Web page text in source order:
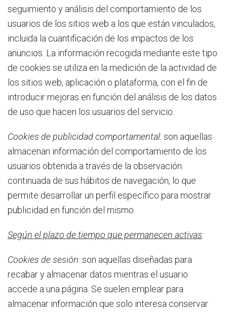
seguimiento y análisis del comportamiento de los
usuarios de los sitios web a los que están vinculados,
incluida la cuantificación de los impactos de los
anuncios. La información recogida mediante este tipo
de cookies se utiliza en la medición de la actividad de
los sitios web, aplicación o plataforma, con el fin de
introducir mejoras en función del análisis de los datos
de uso que hacen los usuarios del servicio.
Cookies de publicidad comportamental: son aquellas
almacenan información del comportamiento de los
usuarios obtenida a través de la observación
continuada de sus hábitos de navegación, lo que
permite desarrollar un perfil específico para mostrar
publicidad en función del mismo.
Según el plazo de tiempo que permanecen activas:
Cookies de sesión: son aquellas diseñadas para
recabar y almacenar datos mientras el usuario
accede a una página. Se suelen emplear para
almacenar información que solo interesa conservar